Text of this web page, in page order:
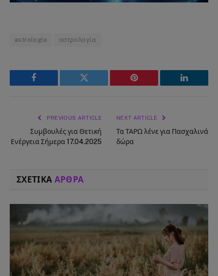
astrologia αστρολογία
Facebook Twitter Pinterest LinkedIn
PREVIOUS ARTICLE
Συμβουλές για Θετική
Ενέργεια Σήμερα 17.04.2025
NEXT ARTICLE
Τα ΤΑΡΩ λένε για Πασχαλινά
δώρα
ΣΧΕΤΙΚΑ ΑΡΘΡΑ